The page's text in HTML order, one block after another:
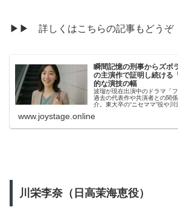
▶▶ 詳しくはこちらの記事もどうぞ
瞬間記憶の刑事からズボ
の主演作で証明し続ける
的な演技の幅
波瑠が現在出演中のドラマ「
過去の代表作や共演者との関
介。東大卒の“ニセママ”役や川
しての現在の立ち位置を深く
www.joystage.online
川栄李奈（日高茉海恵役）